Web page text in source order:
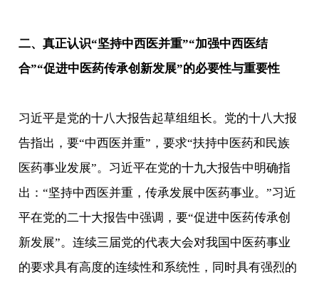
二、真正认识“坚持中西医并重”“加强中西医结
合”“促进中医药传承创新发展”的必要性与重要性
习近平是党的十八大报告起草组组长。党的十八大报
告指出，要“中西医并重”，要求“扶持中医药和民族
医药事业发展”。习近平在党的十九大报告中明确指
出：“坚持中西医并重，传承发展中医药事业。”习近
平在党的二十大报告中强调，要“促进中医药传承创
新发展”。连续三届党的代表大会对我国中医药事业
的要求具有高度的连续性和系统性，同时具有强烈的